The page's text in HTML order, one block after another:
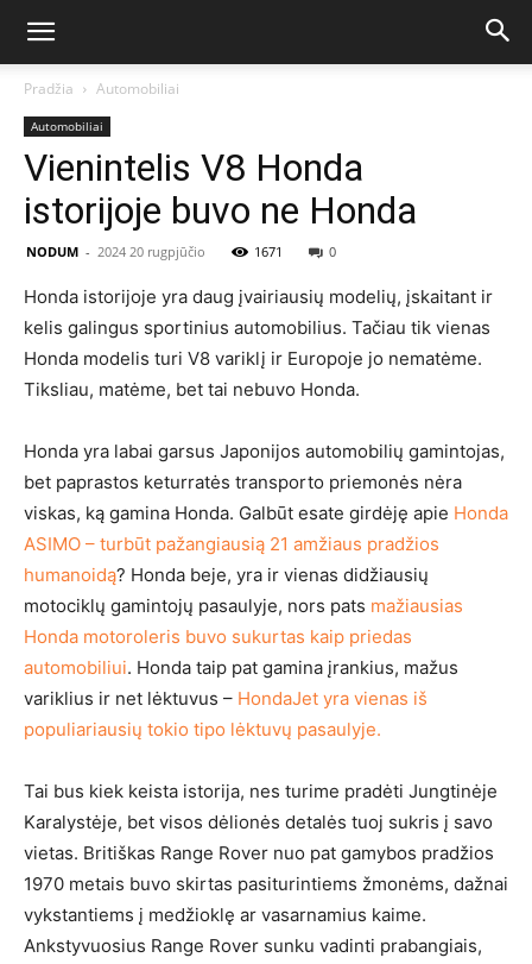
Pradžia Automobiliai
Automobiliai
Vienintelis V8 Honda
istorijoje buvo ne Honda
NODUM - 2024 20 rugpjūčio 1671 0
Honda istorijoje yra daug įvairiausių modelių, įskaitant ir
kelis galingus sportinius automobilius. Tačiau tik vienas
Honda modelis turi V8 variklį ir Europoje jo nematėme.
Tiksliau, matėme, bet tai nebuvo Honda.
Honda yra labai garsus Japonijos automobilių gamintojas,
bet paprastos keturratės transporto priemonės nėra
viskas, ką gamina Honda. Galbūt esate girdėję apie Honda
ASIMO – turbūt pažangiausią 21 amžiaus pradžios
humanoidą? Honda beje, yra ir vienas didžiausių
motociklų gamintojų pasaulyje, nors pats mažiausias
Honda motoroleris buvo sukurtas kaip priedas
automobiliui. Honda taip pat gamina įrankius, mažus
variklius ir net lėktuvus – HondaJet yra vienas iš
populiariausių tokio tipo lėktuvų pasaulyje.
Tai bus kiek keista istorija, nes turime pradėti Jungtinėje
Karalystėje, bet visos dėlionės detalės tuoj sukris į savo
vietas. Britiškas Range Rover nuo pat gamybos pradžios
1970 metais buvo skirtas pasiturintiems žmonėms, dažnai
vykstantiems į medžioklę ar vasarnamius kaime.
Ankstyvuosius Range Rover sunku vadinti prabangiais,